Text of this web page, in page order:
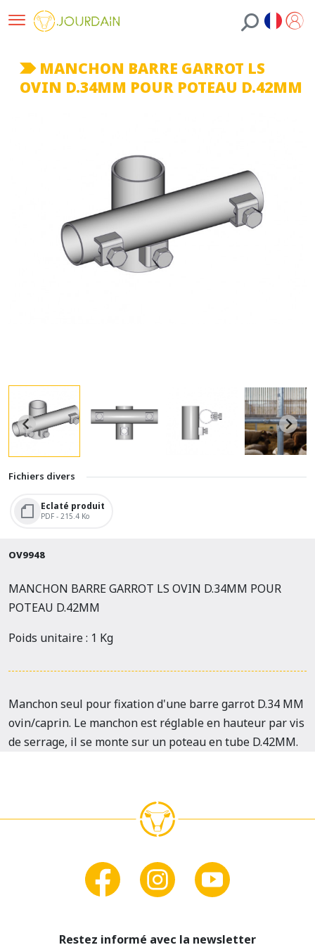
MANCHON BARRE GARROT LS
OVIN D.34MM POUR POTEAU D.42MM
Fichiers divers
Eclaté produit
PDF - 215.4 Ko
OV9948
MANCHON BARRE GARROT LS OVIN D.34MM POUR
POTEAU D.42MM
Poids unitaire : 1 Kg
Manchon seul pour fixation d'une barre garrot D.34 MM
ovin/caprin. Le manchon est réglable en hauteur par vis
de serrage, il se monte sur un poteau en tube D.42MM.
Restez informé avec la newsletter